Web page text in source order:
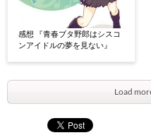
感想 『青春ブタ野郎はシスコ
ンアイドルの夢を見ない』
Load